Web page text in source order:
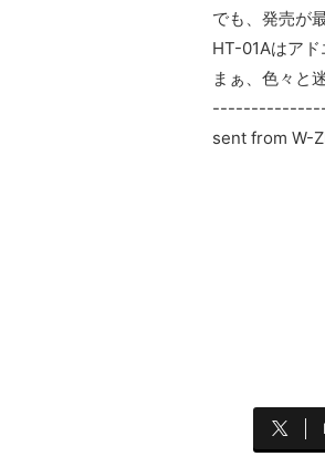
でも、発売が
HT-01Aはアド
まぁ、色々と
sent from W-